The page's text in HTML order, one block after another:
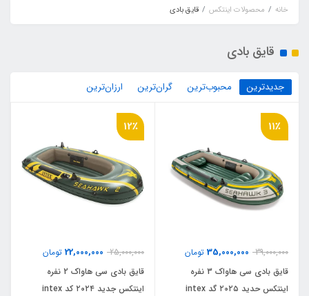
خانه محصولات اینتکس قایق بادی
قایق بادی
جدیدترین محبوب‌ترین گران‌ترین ارزان‌ترین
11٪
39,000,000
35,000,000 تومان
قایق بادی سی هاواک 3 نفره
اینتکس حدید ۲۰۲۵ گد intex
12٪
25,000,000
22,000,000 تومان
قایق بادی سی هاواک 2 نفره
اینتکس جدید ۲۰۲۴ کد intex